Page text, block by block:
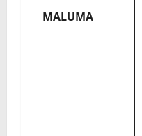
MALUMA